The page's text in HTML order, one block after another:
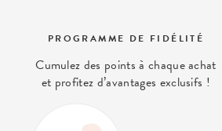
PROGRAMME DE FIDÉLITÉ
Cumulez des points à chaque achat
et profitez d’avantages exclusifs !